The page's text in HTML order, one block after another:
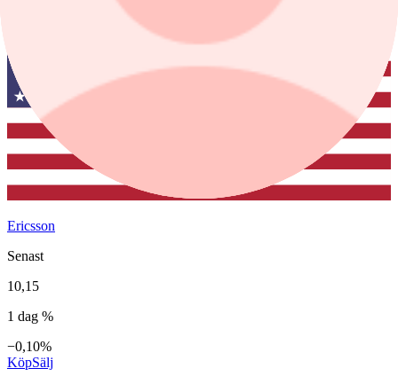
Ericsson
Senast
10,15
1 dag %
−0,10%
KöpSälj